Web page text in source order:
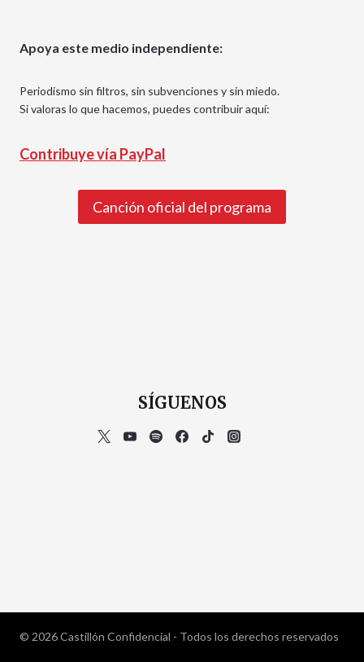
Apoya este medio independiente:
Periodismo sin filtros, sin subvenciones y sin miedo.
Si valoras lo que hacemos, puedes contribuir aquí:
Contribuye vía PayPal
Canción oficial del programa
SÍGUENOS
© 2026 Castillón Confidencial - Todos los derechos reservados